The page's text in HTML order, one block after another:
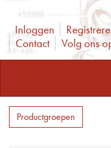
Inloggen
Contact
Volg ons
Productgroepen